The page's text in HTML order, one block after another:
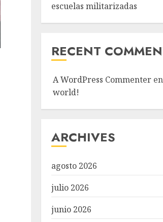
escuelas militarizadas
RECENT
A WordPress Commenter
world!
ARCHIVES
agosto 2026
julio 2026
junio 2026